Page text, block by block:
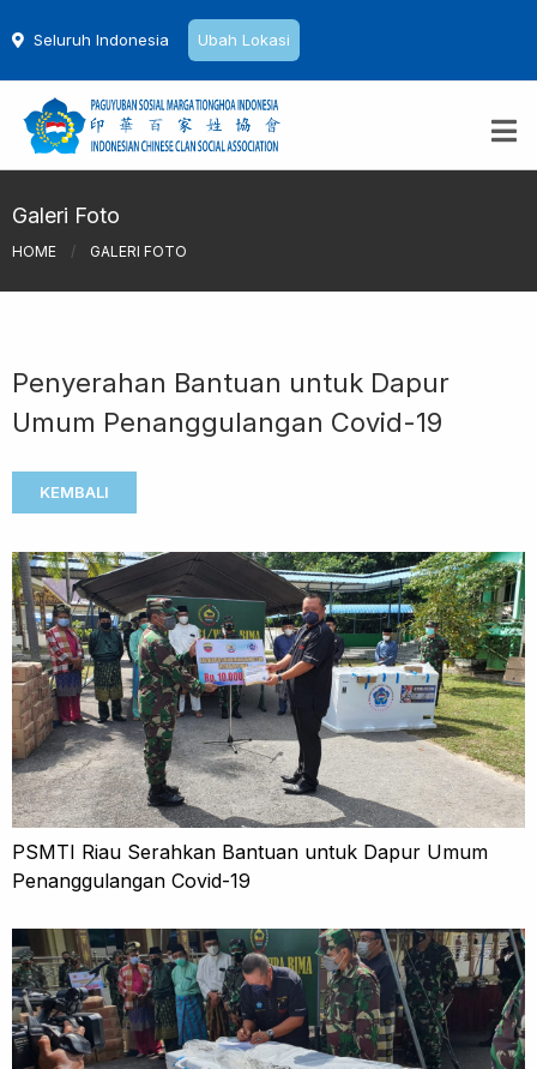
Seluruh Indonesia Ubah Lokasi
Galeri Foto
HOME / GALERI FOTO
Penyerahan Bantuan untuk Dapur
Umum Penanggulangan Covid-19
KEMBALI
PSMTI Riau Serahkan Bantuan untuk Dapur Umum
Penanggulangan Covid-19